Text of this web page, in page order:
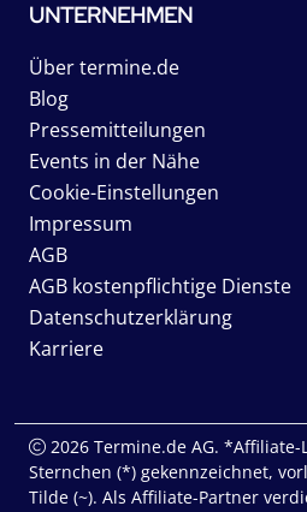
UNTERNEHMEN
Über termine.de
Blog
Pressemitteilungen
Events in der Nähe
Cookie-Einstellungen
Impressum
AGB
AGB kostenpflichtige Dienste
Datenschutzerklärung
Karriere
2026 Termine.de AG.
Sternchen (*) gekennzeichnet,
Tilde (~). Als Affiliate-Partner